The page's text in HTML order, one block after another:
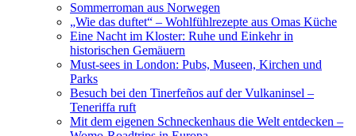
Sommerroman aus Norwegen
„Wie das duftet“ – Wohlfühlrezepte aus Omas Küche
Eine Nacht im Kloster: Ruhe und Einkehr in
historischen Gemäuern
Must-sees in London: Pubs, Museen, Kirchen und
Parks
Besuch bei den Tinerfeños auf der Vulkaninsel –
Teneriffa ruft
Mit dem eigenen Schneckenhaus die Welt entdecken –